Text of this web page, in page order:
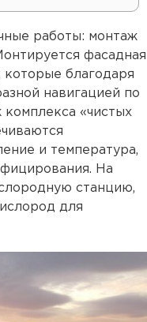
работы: монтаж
фасадная
которые благодаря
навигацией по
«чистых
и температура,
На
станцию,
для